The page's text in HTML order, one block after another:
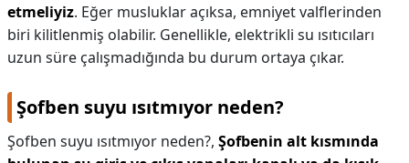
etmeliyiz. Eğer musluklar açıksa, emniyet valflerinden
biri kilitlenmiş olabilir. Genellikle, elektrikli su ısıtıcıları
uzun süre çalışmadığında bu durum ortaya çıkar.
Şofben suyu ısıtmıyor neden?
Şofben suyu ısıtmıyor neden?, Şofbenin alt kısmında